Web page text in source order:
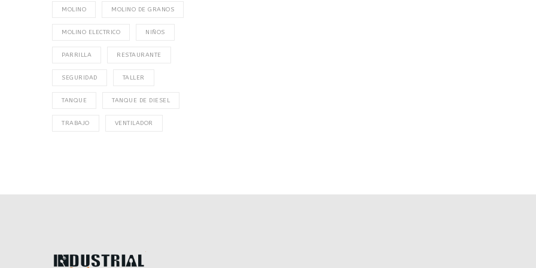
MOLINO MOLINO DE GRANOS
MOLINO ELECTRICO NIÑOS
PARRILLA RESTAURANTE
SEGURIDAD TALLER
TANQUE TANQUE DE DIESEL
TRABAJO VENTILADOR